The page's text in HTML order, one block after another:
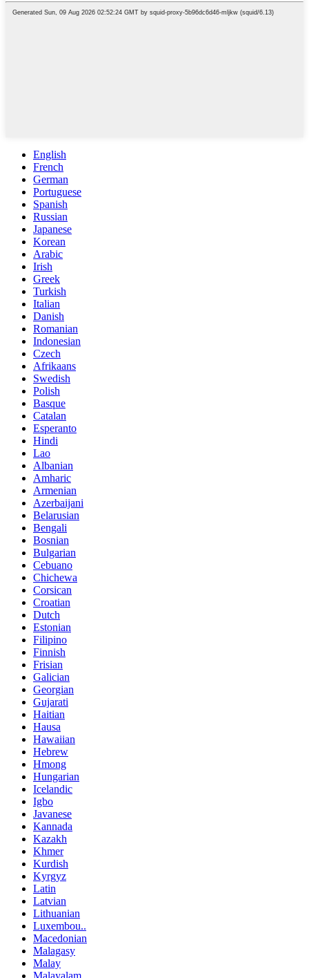
English
French
German
Portuguese
Spanish
Russian
Japanese
Korean
Arabic
Irish
Greek
Turkish
Italian
Danish
Romanian
Indonesian
Czech
Afrikaans
Swedish
Polish
Basque
Catalan
Esperanto
Hindi
Lao
Albanian
Amharic
Armenian
Azerbaijani
Belarusian
Bengali
Bosnian
Bulgarian
Cebuano
Chichewa
Corsican
Croatian
Dutch
Estonian
Filipino
Finnish
Frisian
Galician
Georgian
Gujarati
Haitian
Hausa
Hawaiian
Hebrew
Hmong
Hungarian
Icelandic
Igbo
Javanese
Kannada
Kazakh
Khmer
Kurdish
Kyrgyz
Latin
Latvian
Lithuanian
Luxembou..
Macedonian
Malagasy
Malay